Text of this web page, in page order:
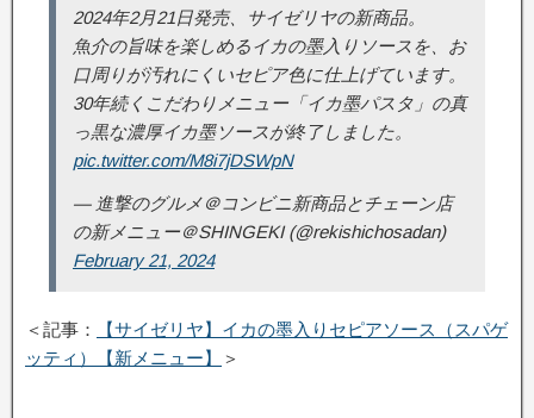
2024年2月21日発売、サイゼリヤの新商品。
魚介の旨味を楽しめるイカの墨入りソースを、お
口周りが汚れにくいセピア色に仕上げています。
30年続くこだわりメニュー「イカ墨パスタ」の真
っ黒な濃厚イカ墨ソースが終了しました。
pic.twitter.com/M8i7jDSWpN
— 進撃のグルメ＠コンビニ新商品とチェーン店
の新メニュー＠SHINGEKI (@rekishichosadan)
February 21, 2024
＜記事：
【サイゼリヤ】イカの墨入りセピアソース（スパゲ
ッティ）【新メニュー】
＞